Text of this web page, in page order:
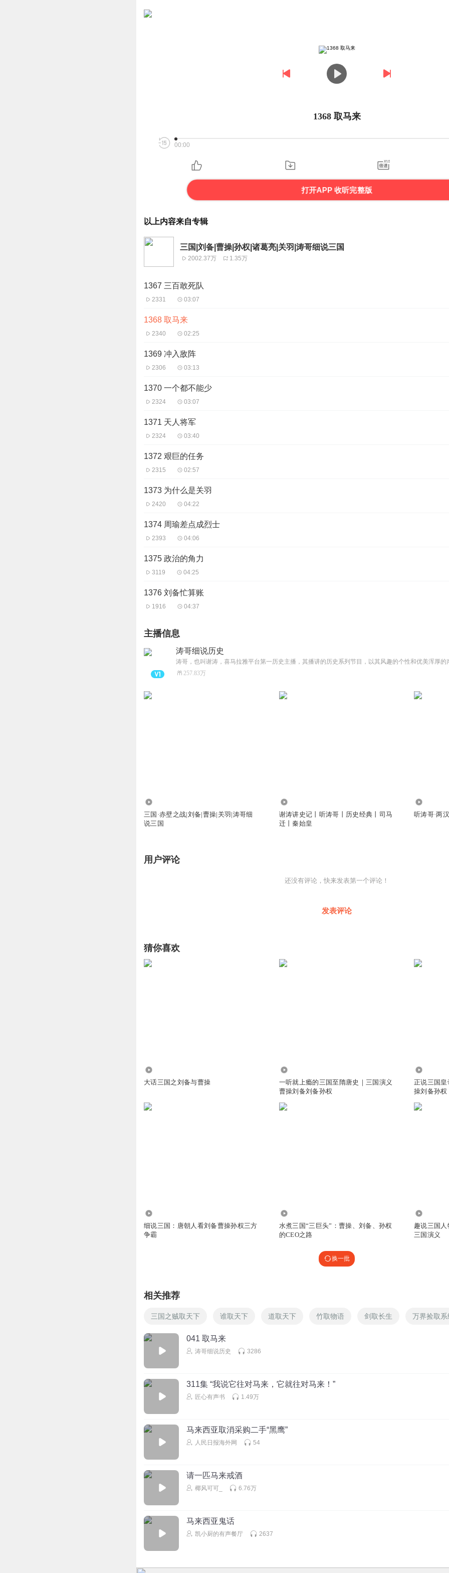
1368 取马来
00:00
打开APP 收听完整版
以上内容来自专辑
三国|刘备|曹操|孙权|诸葛亮|关羽|涛哥细说三国
2002.37万 1.35万
1367 三百敢死队
2331 03:07
1368 取马来
2340 02:25
1369 冲入敌阵
2306 03:13
1370 一个都不能少
2324 03:07
1371 天人将军
2324 03:40
1372 艰巨的任务
2315 02:57
1373 为什么是关羽
2420 04:22
1374 周瑜差点成烈士
2393 04:06
1375 政治的角力
3119 04:25
1376 刘备忙算账
1916 04:37
主播信息
涛哥细说历史
257.83万
三国·赤壁之战|刘备|曹操|关羽|涛哥细
说三国
谢涛讲史记丨听涛哥丨历史经典丨司马
迁丨秦始皇
听涛哥·两
用户评论
还没有评论，快来发表第一个评论！
发表评论
猜你喜欢
大话三国之刘备与曹操
一听就上瘾的三国至隋唐史｜三国演义
曹操刘备刘备孙权
正说三国
操刘备孙权
细说三国：唐朝人看刘备曹操孙权三方
争霸
水煮三国“三巨头”：曹操、刘备、孙权
的CEO之路
趣说三国
三国演义
换一批
相关推荐
三国之贼取天下 谁取天下 道取天下 竹取物语 剑取长生 万界捡取系
041 取马来
涛哥细说历史 3286
311集 “我说它往对马来，它就往对马来！”
匠心有声书 1.49万
马来西亚取消采购二手“黑鹰”
人民日报海外网 54
请一匹马来戒酒
椰风可可_ 6.76万
马来西亚鬼话
凯小厨的有声餐厅 2637